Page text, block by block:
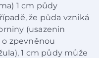
1 cm půdy
že půda vzniká
(usazenin
o zpevněnou
1 cm půdy může